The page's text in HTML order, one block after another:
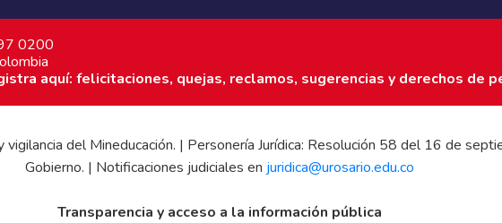
0200
aquí: felicitaciones, quejas, reclamos, sugerencias y derechos de
vigilancia del Mineducación. | Personería Jurídica: Resolución 58 del 16 de
Gobierno. | Notificaciones judiciales en juridica@urosario.edu.co
Transparencia y acceso a la información pública